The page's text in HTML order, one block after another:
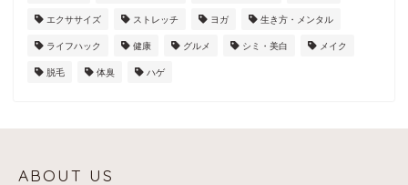
エクササイズ ストレッチ ヨガ 生き方・メンタル
ライフハック 健康 グルメ シミ・美白 メイク
脱毛 体臭 ハゲ
ABOUT US